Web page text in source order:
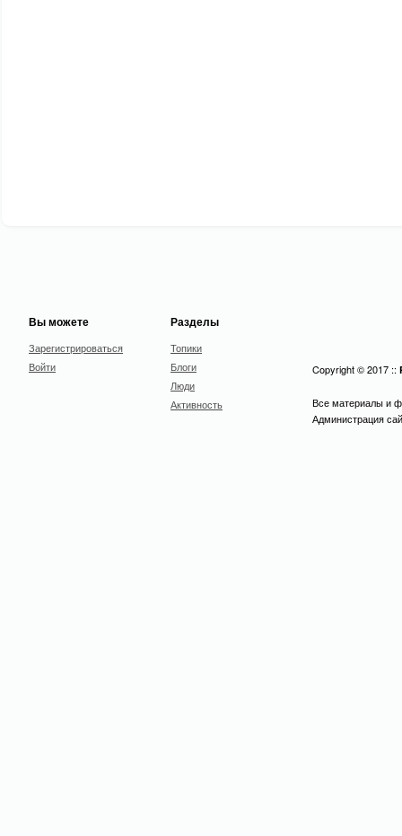
Вы можете
Зарегистрироваться
Войти
Разделы
Топики
Блоги
Люди
Активность
Copyright © 2017 ::
Все материалы и
Администрация